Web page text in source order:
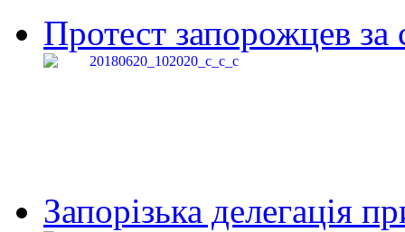
Протест запорожцев за
Запорізька делегація